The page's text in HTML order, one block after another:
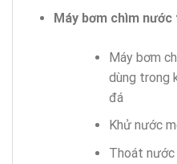
Máy bơm chìm
Máy bơm
dùng trong
đá
Khử nước
Thoát